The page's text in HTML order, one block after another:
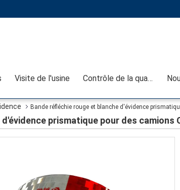
Visite de l'usine Contrôle de la qualité
Bande réfléchie rouge et blanche d'évidence
prismatique pour des camions